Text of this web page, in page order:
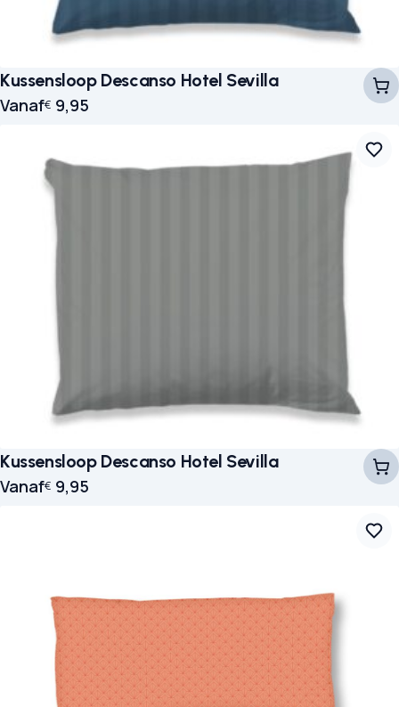
Kussensloop Descanso Hotel Sevilla
Vanaf€ 9,95
Kussensloop Descanso Hotel Sevilla
Vanaf€ 9,95